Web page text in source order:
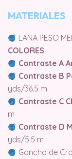
MATERIALES
LANA PESO
COLORES
Contraste A
Contraste B
yds/36.5 m
Contraste C
m
Contraste D
yds/5.5 m
Gancho de